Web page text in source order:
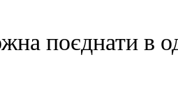
поєднати в